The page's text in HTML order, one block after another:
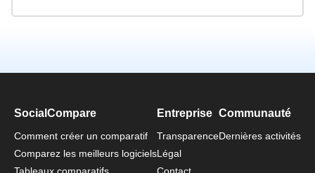
SocialCompare
Comment créer un comparatif
Comparez les meilleurs logiciels
Entreprise
Transparence
Légal
Communauté
Dernières activités